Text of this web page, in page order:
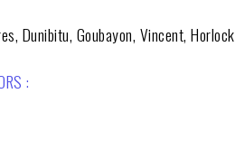
Dunibitu, Goubayon, Vincent, Horlock
: